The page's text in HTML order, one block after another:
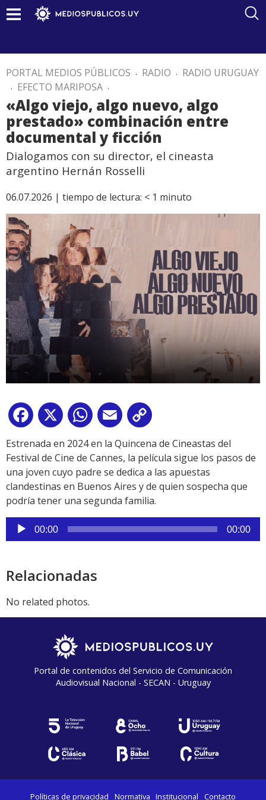
PORTAL MEDIOS PÚBLICOS . RADIO . RADIO URUGUAY
. EFECTO MARIPOSA .
«Algo viejo, algo nuevo, algo
prestado» combinación entre
documental y ficción
Dialogamos con su director, el cineasta
argentino Hernán Rosselli
06.07.2026 | tiempo de lectura: < 1 minuto
Facebook
X WhatsApp
Email
Link
Estrenada en 2024 en la Quincena de Cineastas del
Festival de Cine de Cannes, la película sigue los pasos de
una joven cuyo padre se dedica a las apuestas
clandestinas en Buenos Aires y de quien sospecha que
podría tener una segunda familia.
Reproductor
de
00:00 00:00
Relacionadas
No related photos.
Portal de contenidos del Servicio de Comunicación
Audiovisual Nacional - SECAN - Uruguay
Políticas de privacidad Normativa Institucional Contacto